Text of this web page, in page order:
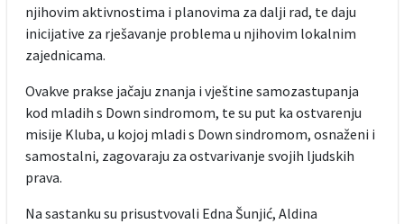
njihovim aktivnostima i planovima za dalji rad, te daju
inicijative za rješavanje problema u njihovim lokalnim
zajednicama.
Ovakve prakse jačaju znanja i vještine samozastupanja
kod mladih s Down sindromom, te su put ka ostvarenju
misije Kluba, u kojoj mladi s Down sindromom, osnaženi i
samostalni, zagovaraju za ostvarivanje svojih ljudskih
prava.
Na sastanku su prisustvovali Edna Šunjić, Aldina